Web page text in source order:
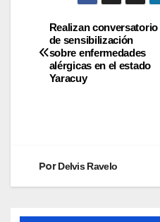
Realizan conversatorio
de sensibilización
sobre enfermedades
alérgicas en el estado
Yaracuy
PorDelvis Ravelo